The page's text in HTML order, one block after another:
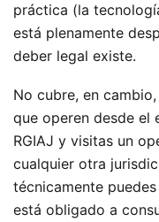
práctica (la
está plenamente
deber legal existe.
No cubre, en
que operen desde el
RGIAJ y visitas un
cualquier otra
técnicamente
está obligado a